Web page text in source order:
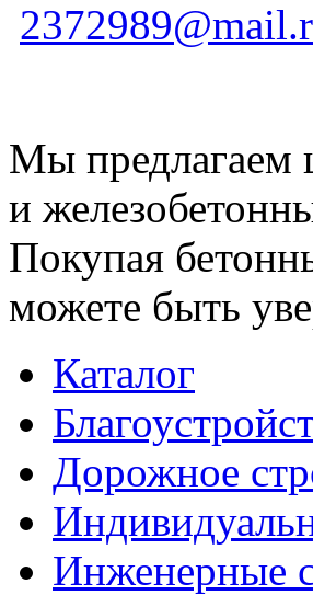
Мы предлагаем
и
Покупая
можете быть
Каталог
Дорожное
Инженерные